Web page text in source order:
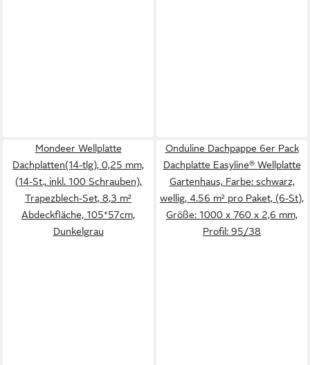
Mondeer Wellplatte
Dachplatten(14-tlg), 0,25 mm,
(14-St., inkl. 100 Schrauben),
Trapezblech-Set, 8,3 m²
Abdeckfläche, 105*57cm,
Dunkelgrau
Onduline Dachpappe 6er Pack
Dachplatte Easyline® Wellplatte
Gartenhaus, Farbe: schwarz,
wellig, 4.56 m² pro Paket, (6-St),
Größe: 1000 x 760 x 2,6 mm,
Profil: 95/38